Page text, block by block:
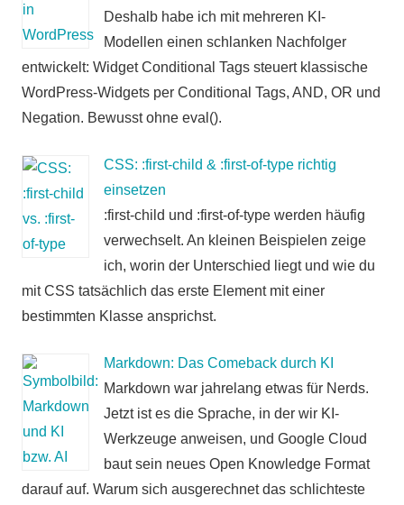
Deshalb habe ich mit mehreren KI-
Modellen einen schlanken Nachfolger
entwickelt: Widget Conditional Tags steuert klassische
WordPress-Widgets per Conditional Tags, AND, OR und
Negation. Bewusst ohne eval().
CSS: :first-child & :first-of-type richtig
einsetzen
:first-child und :first-of-type werden häufig
verwechselt. An kleinen Beispielen zeige
ich, worin der Unterschied liegt und wie du
mit CSS tatsächlich das erste Element mit einer
bestimmten Klasse ansprichst.
Markdown: Das Comeback durch KI
Markdown war jahrelang etwas für Nerds.
Jetzt ist es die Sprache, in der wir KI-
Werkzeuge anweisen, und Google Cloud
baut sein neues Open Knowledge Format
darauf auf. Warum sich ausgerechnet das schlichteste